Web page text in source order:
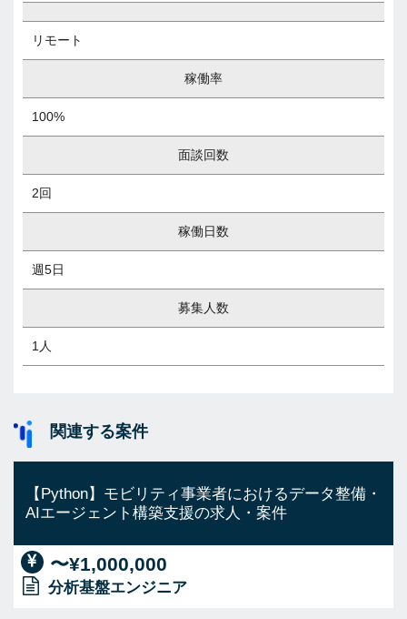
リモート
稼働率
100%
面談回数
2回
稼働日数
週5日
募集人数
1人
関連する案件
【Python】モビリティ事業者におけるデータ整備・
AIエージェント構築支援の求人・案件
〜¥1,000,000
分析基盤エンジニア